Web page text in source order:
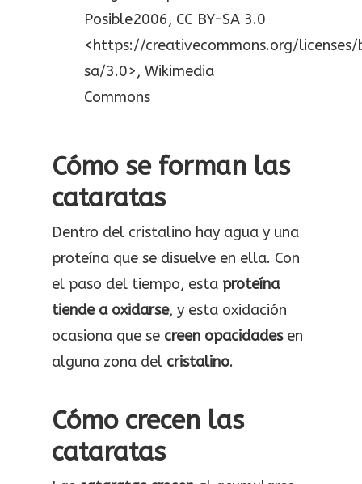
Posible2006, CC BY-SA 3.0
<https://creativecommons.org/
sa/3.0>, Wikimedia
Commons
Cómo se forman las
cataratas
Dentro del cristalino hay agua y una
proteína que se disuelve en ella. Con
el paso del tiempo, esta proteína
tiende a oxidarse, y esta oxidación
ocasiona que se creen opacidadesen
alguna zona del cristalino.
Cómo crecen las
cataratas